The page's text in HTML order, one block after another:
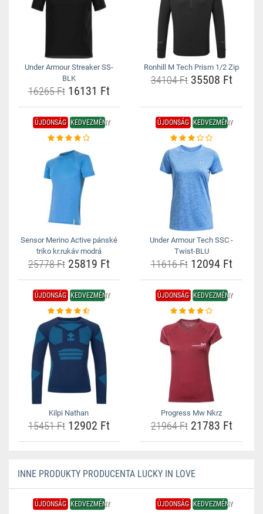
Under Armour Streaker SS-
BLK
16265 Ft16131 Ft
Ronhill M Tech Prism 1/2 Zip
34104 Ft35508 Ft
ÚJDONSÁG KEDVEZMÉNY
Sensor Merino Active pánské
triko kr.rukáv modrá
25778 Ft25819 Ft
ÚJDONSÁG KEDVEZMÉNY
Under Armour Tech SSC -
Twist-BLU
11616 Ft12094 Ft
ÚJDONSÁG KEDVEZMÉNY
Kilpi Nathan
15451 Ft12902 Ft
ÚJDONSÁG KEDVEZMÉNY
Progress Mw Nkrz
21964 Ft21783 Ft
INNE PRODUKTY PRODUCENTA LUCKY IN LOVE
ÚJDONSÁG KEDVEZMÉNY ÚJDONSÁG KEDVEZMÉNY